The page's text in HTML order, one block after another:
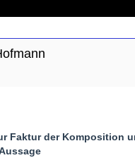
Faktur der Komposition